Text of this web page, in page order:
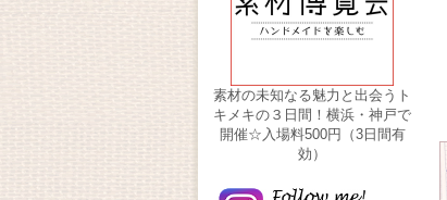
素材の未知なる魅力と出会うト
キメキの３日間！横浜・神戸で
開催☆入場料500円（3日間有
効）